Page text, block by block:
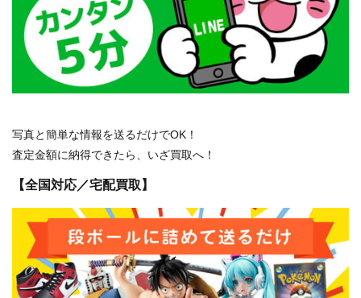
写真と簡単な情報を送るだけでOK！
査定金額に納得できたら、いざ買取へ！
【全国対応／宅配買取】